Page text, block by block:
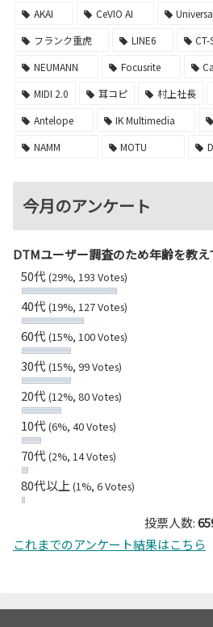
AKAI
CeVIO AI
フランク重虎
LINE6
NEUMANN
Focusrite
MIDI 2.0
耳コピ 村上社長
Antelope
IK Multimedia
NAMM
MOTU
今月のアンケート
DTMユーザー調査のため年齢を教
50代(29%, 193 Votes)
40代(19%, 127 Votes)
60代(15%, 100 Votes)
30代(15%, 99 Votes)
20代(12%, 80 Votes)
10代(6%, 40 Votes)
70代(2%, 14 Votes)
80代以上(1%, 6 Votes)
投票人数:
これまでのアンケート結果はこちら